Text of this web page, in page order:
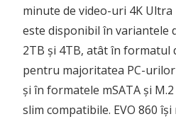
minute de video-uri 4K Ultra
este disponibil în variantele
2TB și 4TB, atât în formatul
pentru majoritatea PC-
și în formatele mSATA și
slim compatibile. EVO 860